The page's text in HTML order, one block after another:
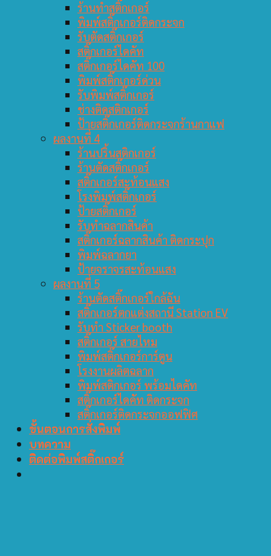
ร้านทำสติ๊กเกอร์
พิมพ์สติ๊กเกอร์ติดกระจก
รับตัดสติ๊กเกอร์
สติ๊กเกอร์ไดคัท
สติ๊กเกอร์ไดคัท 100
พิมพ์สติ๊กเกอร์ด่วน
รับพิมพ์สติ๊กเกอร์
ช่างติดสติกเกอร์
ป้ายสติ๊กเกอร์ติดกระจกร้านกาแฟ
ผลงานที่ 4
ร้านปริ้นสติกเกอร์
ร้านตัดสติ๊กเกอร์
สติ๊กเกอร์สะท้อนแสง
โรงพิมพ์สติ๊กเกอร์
ป้ายสติ๊กเกอร์
รับทำฉลากสินค้า
สติ๊กเกอร์ฉลากสินค้า ติดกระปุก
พิมพ์ฉลากยา
ป้ายจราจรสะท้อนแสง
ผลงานที่ 5
ร้านตัดสติ๊กเกอร์ใกล้ฉัน
สติ๊กเกอร์ตกแต่งสถานี Station EV
รับทำ Sticker booth
สติ๊กเกอร์ สายไหม
พิมพ์สติ๊กเกอร์การ์ตูน
โรงงานผลิตฉลาก
พิมพ์สติกเกอร์ พร้อมไดคัท
สติ๊กเกอร์ไดคัท ติดกระจก
สติ๊กเกอร์ติดกระจกออฟฟิศ
ขั้นตอนการสั่งพิมพ์
บทความ
ติดต่อพิมพ์สติ๊กเกอร์